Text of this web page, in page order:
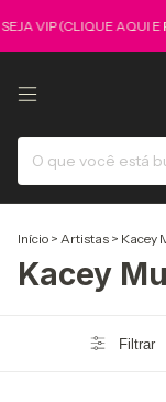
VIP (CLIQUE AQUI E
Início > Artistas > Kacey
Kacey
Filtrar